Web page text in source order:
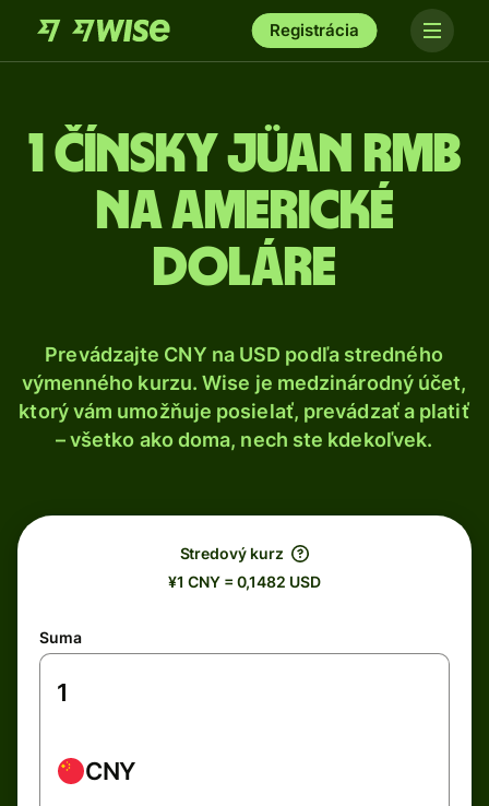
Registrácia
1 Čínsky jüan RMB
na americké
doláre
Prevádzajte CNY na USD podľa stredného
výmenného kurzu. Wise je medzinárodný účet,
ktorý vám umožňuje posielať, prevádzať a platiť
– všetko ako doma, nech ste kdekoľvek.
Stredový kurz
¥1 CNY = 0,1482 USD
Suma
CNY